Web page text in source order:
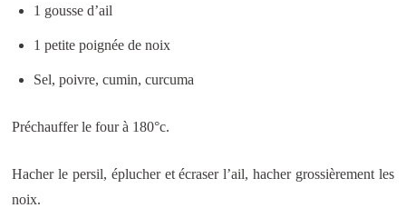
1 gousse d’ail
1 petite poignée de noix
Sel, poivre, cumin, curcuma
Préchauffer le four à 180°c.
Hacher le persil, éplucher et écraser l’ail, hacher grossièrement les
noix.